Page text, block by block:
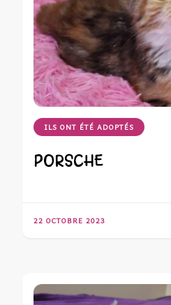
ILS ONT ÉTÉ ADOPTÉS
PORSCHE
22 OCTOBRE 2023